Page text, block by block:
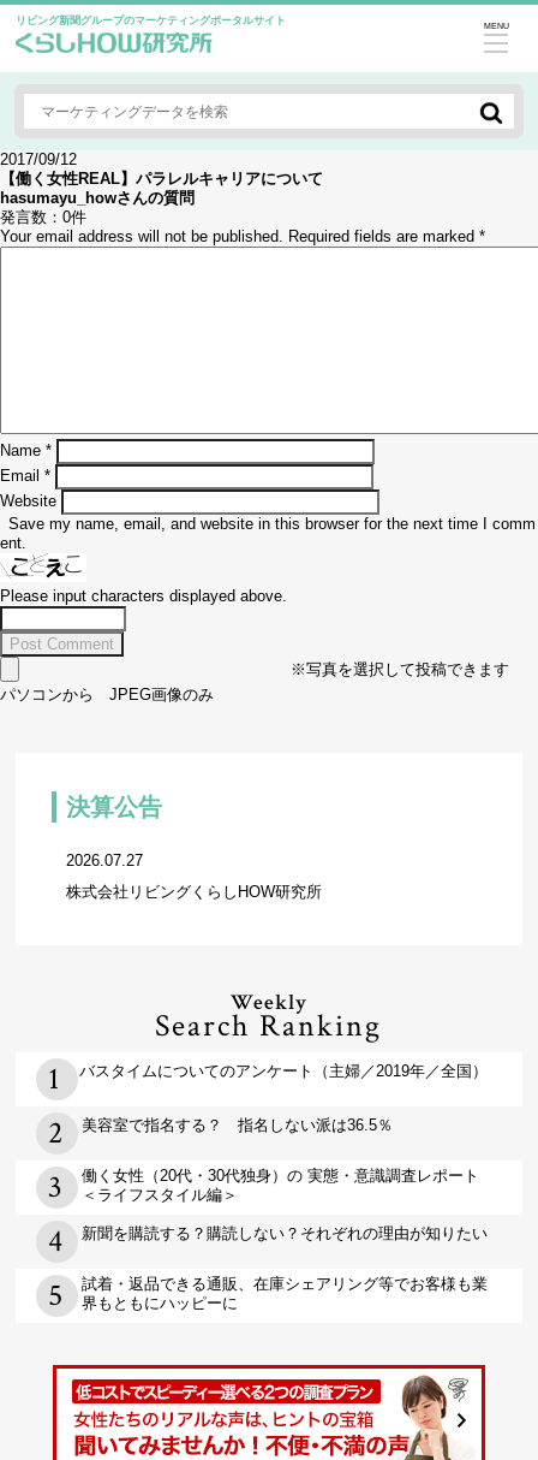
リビング新聞グループのマーケティングポータルサイト MENU
2017/09/12
【働く女性REAL】パラレルキャリアについて
hasumayu_howさんの質問
発言数： 0件
Your email address will not be published. Required fields are marked *
Name *
Email *
Website
Save my name, email, and website in this browser for the next time I comm
ent.
Please input characters displayed above.
※写真を選択して投稿できます
パソコンから JPEG画像のみ
決算公告
2026.07.27
株式会社リビングくらしHOW研究所
Weekly
Search Ranking
バスタイムについてのアンケート（主婦／2019年／全国）
美容室で指名する？ 指名しない派は36.5％
働く女性（20代・30代独身）の 実態・意識調査レポート
＜ライフスタイル編＞
新聞を購読する？購読しない？それぞれの理由が知りたい
試着・返品できる通販、在庫シェアリング等でお客様も業
界もともにハッピーに